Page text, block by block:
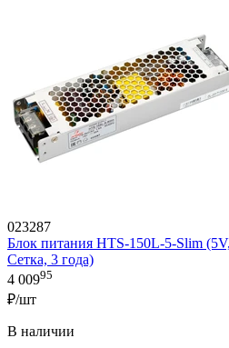
023287
Блок питания HTS-150L-5-Slim
Сетка, 3 года)
4 00995
₽/шт
В наличии